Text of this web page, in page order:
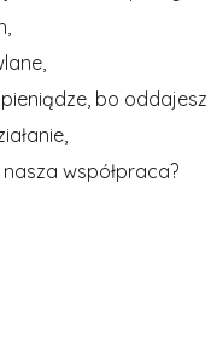
bo
współpraca?